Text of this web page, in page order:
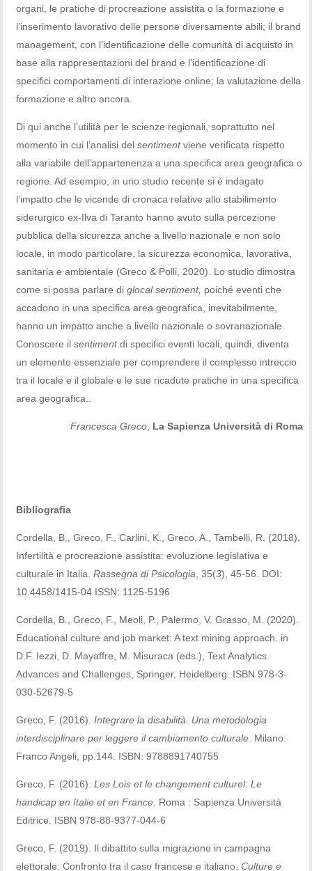
organi, le pratiche di procreazione assistita o la formazione e
l’inserimento lavorativo delle persone diversamente abili; il brand
management, con l’identificazione delle comunità di acquisto in
base alla rappresentazioni del brand e l’identificazione di
specifici comportamenti di interazione online; la valutazione della
formazione e altro ancora.
Di qui anche l’utilità per le scienze regionali, soprattutto nel
momento in cui l’analisi delsentimentviene verificata rispetto
alla variabile dell’appartenenza a una specifica area geografica o
regione. Ad esempio, in uno studio recente si è indagato
l’impatto che le vicende di cronaca relative allo stabilimento
siderurgico ex-Ilva di Taranto hanno avuto sulla percezione
pubblica della sicurezza anche a livello nazionale e non solo
locale, in modo particolare, la sicurezza economica, lavorativa,
sanitaria e ambientale (Greco & Polli, 2020). Lo studio dimostra
come si possa parlare diglocal sentiment, poiché eventi che
accadono in una specifica area geografica, inevitabilmente,
hanno un impatto anche a livello nazionale o sovranazionale.
Conoscere ilsentimentdi specifici eventi locali, quindi, diventa
un elemento essenziale per comprendere il complesso intreccio
tra il locale e il globale e le sue ricadute pratiche in una specifica
area geografica..
Francesca Greco, La Sapienza Università di Roma
Bibliografia
Cordella, B., Greco, F., Carlini, K., Greco, A., Tambelli, R. (2018).
Infertilità e procreazione assistita: evoluzione legislativa e
culturale in Italia.Rassegna di Psicologia , 35(3), 45-56. DOI:
10.4458/1415-04 ISSN: 1125-5196
Cordella, B., Greco, F., Meoli, P., Palermo, V. Grasso, M. (2020).
Educational culture and job market: A text mining approach. in
D.F. Iezzi, D. Mayaffre, M. Misuraca (eds.), Text Analytics.
Advances and Challenges, Springer, Heidelberg. ISBN 978-3-
030-52679-5
Greco, F. (2016).Integrare la disabilità. Una metodologia
interdisciplinare per leggere il cambiamento culturale . Milano:
Franco Angeli, pp.144. ISBN: 9788891740755
Greco, F. (2016).Les Lois et le changement culturel: Le
handicap en Italie et en France . Roma : Sapienza Università
Editrice. ISBN 978-88-9377-044-6
Greco, F. (2019). Il dibattito sulla migrazione in campagna
elettorale: Confronto tra il caso francese e italiano.Culture e